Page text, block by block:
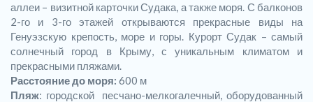
аллеи – визитной карточки Судака, а также моря. С балконов
2-го и 3-го этажей открываются прекрасные виды на
Генуэзскую крепость, море и горы. Курорт Судак – самый
солнечный город в Крыму, с уникальным климатом и
прекрасными пляжами.
Расстояние до моря: 600 м
Пляж: городской песчано-мелкогалечный, оборудованный